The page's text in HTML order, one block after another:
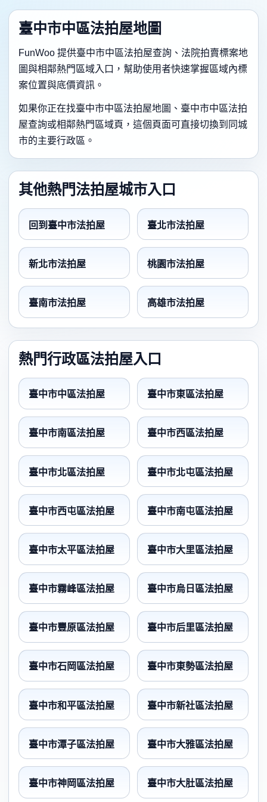
臺中市中區法拍屋地圖
FunWoo 提供臺中市中區法拍屋查詢、法院拍賣標案地
圖與相鄰熱門區域入口，幫助使用者快速掌握區域內標
案位置與底價資訊。
如果你正在找臺中市中區法拍屋地圖、臺中市中區法拍
屋查詢或相鄰熱門區域頁，這個頁面可直接切換到同城
市的主要行政區。
其他熱門法拍屋城市入口
回到臺中市法拍屋 臺北市法拍屋
新北市法拍屋 桃園市法拍屋
臺南市法拍屋 高雄市法拍屋
熱門行政區法拍屋入口
臺中市中區法拍屋 臺中市東區法拍屋
臺中市南區法拍屋 臺中市西區法拍屋
臺中市北區法拍屋 臺中市北屯區法拍屋
臺中市西屯區法拍屋 臺中市南屯區法拍屋
臺中市太平區法拍屋 臺中市大里區法拍屋
臺中市霧峰區法拍屋 臺中市烏日區法拍屋
臺中市豐原區法拍屋 臺中市后里區法拍屋
臺中市石岡區法拍屋 臺中市東勢區法拍屋
臺中市和平區法拍屋 臺中市新社區法拍屋
臺中市潭子區法拍屋 臺中市大雅區法拍屋
臺中市神岡區法拍屋 臺中市大肚區法拍屋